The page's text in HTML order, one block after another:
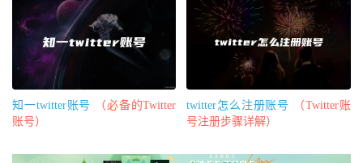
知一twitter账号
（必备的Twitter
账号）
twitter怎么注册账号
（Twitter账
号注册步骤详解）